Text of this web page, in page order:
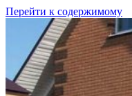
Перейти к содержимому